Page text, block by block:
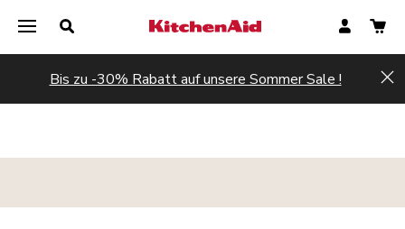
Bis zu -30% Rabatt auf unsere Sommer Sale !